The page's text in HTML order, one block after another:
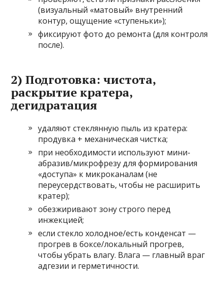
(визуальный «матовый» внутренний
контур, ощущение «ступеньки»);
фиксируют фото до ремонта (для контроля
после).
2) Подготовка: чистота,
раскрытие кратера,
дегидратация
удаляют стеклянную пыль из кратера:
продувка + механическая чистка;
при необходимости используют мини-
абразив/микрофрезу для формирования
«доступа» к микроканалам (не
переусердствовать, чтобы не расширить
кратер);
обезжиривают зону строго перед
инжекцией;
если стекло холодное/есть конденсат —
прогрев в боксе/локальный прогрев,
чтобы убрать влагу. Влага — главный враг
адгезии и герметичности.